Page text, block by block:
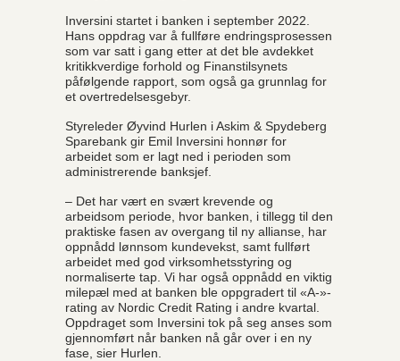
Inversini startet i banken i september 2022.
Hans oppdrag var å fullføre endringsprosessen
som var satt i gang etter at det ble avdekket
kritikkverdige forhold og Finanstilsynets
påfølgende rapport, som også ga grunnlag for
et overtredelsesgebyr.
Styreleder Øyvind Hurlen i Askim & Spydeberg
Sparebank gir Emil Inversini honnør for
arbeidet som er lagt ned i perioden som
administrerende banksjef.
– Det har vært en svært krevende og
arbeidsom periode, hvor banken, i tillegg til den
praktiske fasen av overgang til ny allianse, har
oppnådd lønnsom kundevekst, samt fullført
arbeidet med god virksomhetsstyring og
normaliserte tap. Vi har også oppnådd en viktig
milepæl med at banken ble oppgradert til «A-»-
rating av Nordic Credit Rating i andre kvartal.
Oppdraget som Inversini tok på seg anses som
gjennomført når banken nå går over i en ny
fase, sier Hurlen.